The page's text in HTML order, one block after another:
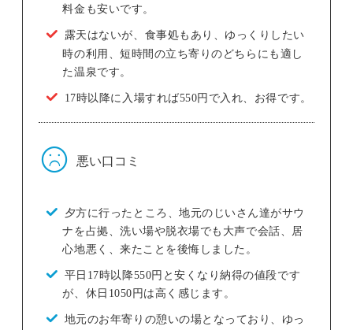
料金も安いです。
露天はないが、食事処もあり、ゆっくりしたい
時の利用、短時間の立ち寄りのどちらにも適し
た温泉です。
17時以降に入場すれば550円で入れ、お得です。
悪い口コミ
夕方に行ったところ、地元のじいさん達がサウ
ナを占拠、洗い場や脱衣場でも大声で会話、居
心地悪く、来たことを後悔しました。
平日17時以降550円と安くなり納得の値段です
が、休日1050円は高く感じます。
地元のお年寄りの憩いの場となっており、ゆっ